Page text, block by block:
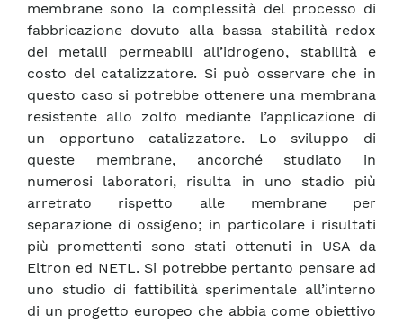
membrane sono la complessità del processo di
fabbricazione dovuto alla bassa stabilità redox
dei metalli permeabili all’idrogeno, stabilità e
costo del catalizzatore. Si può osservare che in
questo caso si potrebbe ottenere una membrana
resistente allo zolfo mediante l’applicazione di
un opportuno catalizzatore. Lo sviluppo di
queste membrane, ancorché studiato in
numerosi laboratori, risulta in uno stadio più
arretrato rispetto alle membrane per
separazione di ossigeno; in particolare i risultati
più promettenti sono stati ottenuti in USA da
Eltron ed NETL. Si potrebbe pertanto pensare ad
uno studio di fattibilità sperimentale all’interno
di un progetto europeo che abbia come obiettivo